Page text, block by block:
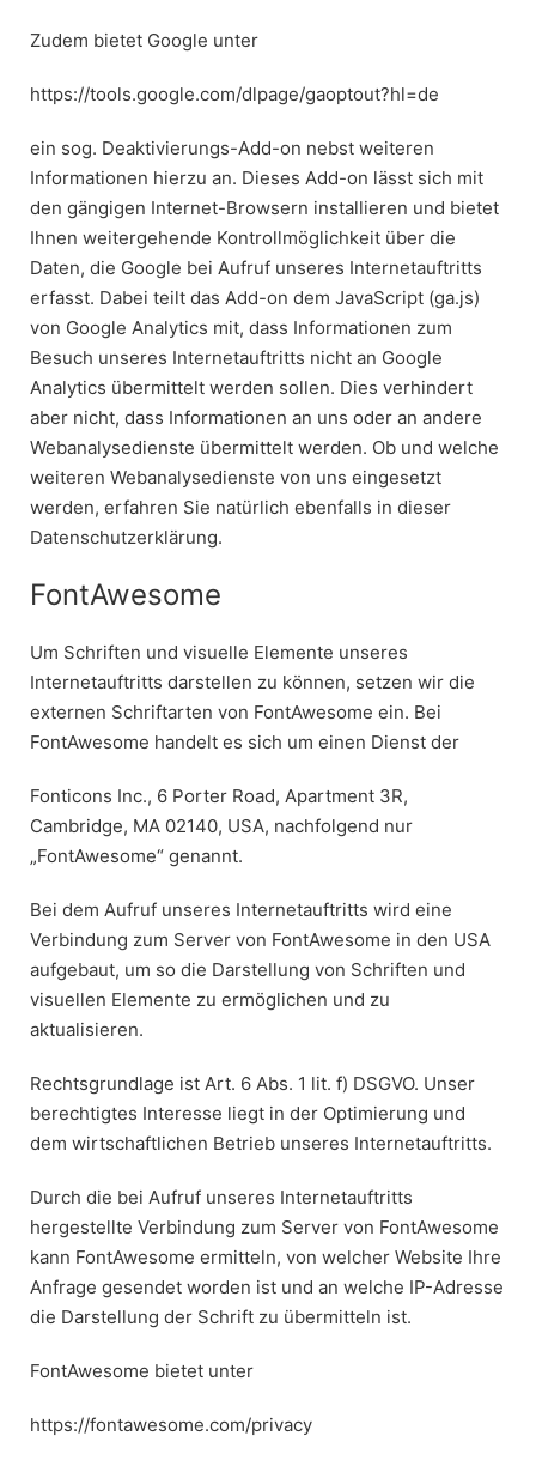
Zudem bietet Google unter
https://tools.google.com/dlpage/gaoptout?hl=de
ein sog. Deaktivierungs-Add-on nebst weiteren
Informationen hierzu an. Dieses Add-on lässt sich mit
den gängigen Internet-Browsern installieren und bietet
Ihnen weitergehende Kontrollmöglichkeit über die
Daten, die Google bei Aufruf unseres Internetauftritts
erfasst. Dabei teilt das Add-on dem JavaScript (ga.js)
von Google Analytics mit, dass Informationen zum
Besuch unseres Internetauftritts nicht an Google
Analytics übermittelt werden sollen. Dies verhindert
aber nicht, dass Informationen an uns oder an andere
Webanalysedienste übermittelt werden. Ob und welche
weiteren Webanalysedienste von uns eingesetzt
werden, erfahren Sie natürlich ebenfalls in dieser
Datenschutzerklärung.
FontAwesome
Um Schriften und visuelle Elemente unseres
Internetauftritts darstellen zu können, setzen wir die
externen Schriftarten von FontAwesome ein. Bei
FontAwesome handelt es sich um einen Dienst der
Fonticons Inc., 6 Porter Road, Apartment 3R,
Cambridge, MA 02140, USA, nachfolgend nur
„FontAwesome“ genannt.
Bei dem Aufruf unseres Internetauftritts wird eine
Verbindung zum Server von FontAwesome in den USA
aufgebaut, um so die Darstellung von Schriften und
visuellen Elemente zu ermöglichen und zu
aktualisieren.
Rechtsgrundlage ist Art. 6 Abs. 1 lit. f) DSGVO. Unser
berechtigtes Interesse liegt in der Optimierung und
dem wirtschaftlichen Betrieb unseres Internetauftritts.
Durch die bei Aufruf unseres Internetauftritts
hergestellte Verbindung zum Server von FontAwesome
kann FontAwesome ermitteln, von welcher Website Ihre
Anfrage gesendet worden ist und an welche IP-Adresse
die Darstellung der Schrift zu übermitteln ist.
FontAwesome bietet unter
https://fontawesome.com/privacy